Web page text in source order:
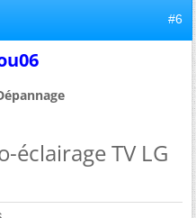
#6
éclairage TV LG